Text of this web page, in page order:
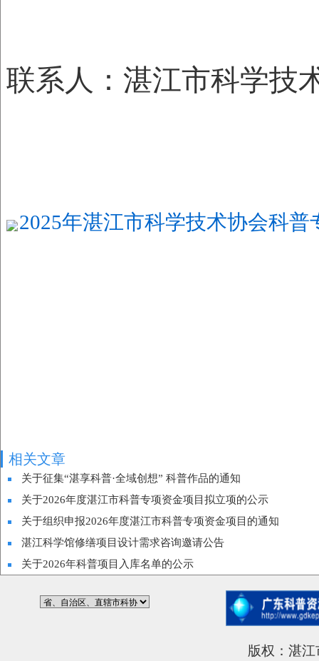
联系人：湛江市科学技
2025年湛江市科学技术协会科
相关文章
关于征集“湛享科普·全域创想” 科普作品的通知
关于2026年度湛江市科普专项资金项目拟立项的公示
关于组织申报2026年度湛江市科普专项资金项目的通知
湛江科学馆修缮项目设计需求咨询邀请公告
关于2026年科普项目入库名单的公示
版权：湛